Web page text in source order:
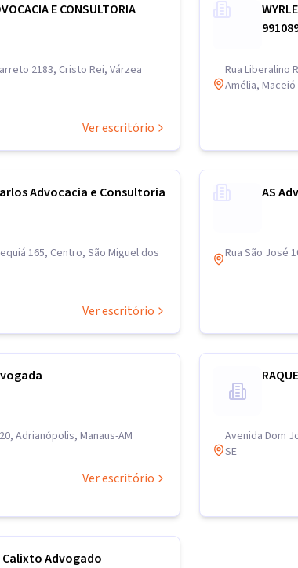
E CONSULTORIA
2183, Cristo Rei, Várzea
Ver escritório
Rua Liberalino
Amélia,
Advocacia e Consultoria
165, Centro, São Miguel dos
Ver escritório
AS
Rua São José
Adrianópolis, Manaus-AM
Ver escritório
Avenida Dom
SE
Calixto Advogado